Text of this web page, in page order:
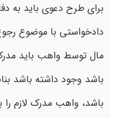
برای طرح دعوی باید به
دادخواستی با موضوع
مال توسط واهب باید
باشد وجود داشته باشد
باشد، واهب مدرک لازم را